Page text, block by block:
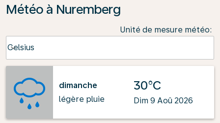
Météo à Nuremberg
Unité de mesure météo:
Celsius
keyboard_arrow_down
dimanche
légère pluie
30°C
Dim 9 Aoû 2026